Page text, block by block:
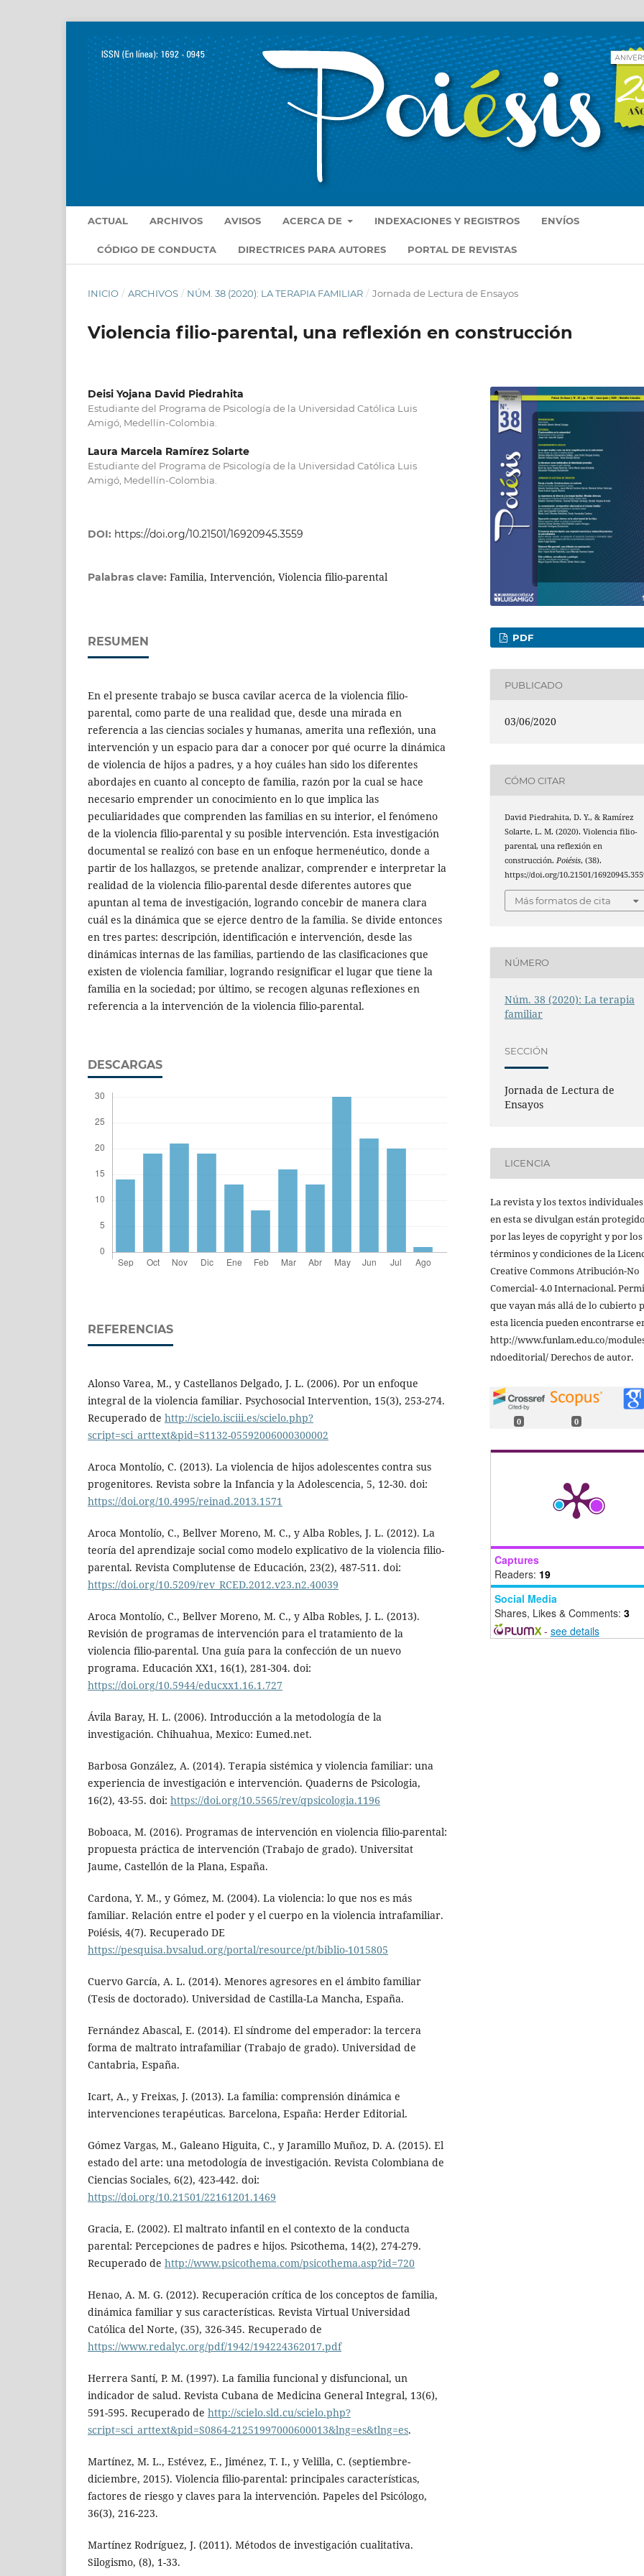
ACTUAL ARCHIVOS AVISOS ACERCA DE INDEXACIONES Y REGISTROS ENVÍOS
CÓDIGO DE CONDUCTA DIRECTRICES PARA AUTORES PORTAL DE REVISTAS
INICIO / ARCHIVOS / NÚM. 38 (2020): LA TERAPIA FAMILIAR / Jornada de Lectura de Ensayos
Violencia filio-parental, una reflexión en construcción
Deisi Yojana David Piedrahita
Estudiante del Programa de Psicología de la Universidad Católica Luis
Amigó, Medellín-Colombia.
Laura Marcela Ramírez Solarte
Estudiante del Programa de Psicología de la Universidad Católica Luis
Amigó, Medellín-Colombia.
DOI: https://doi.org/10.21501/16920945.3559
Palabras clave: Familia, Intervención, Violencia filio-parental
RESUMEN
En el presente trabajo se busca cavilar acerca de la violencia filio-
parental, como parte de una realidad que, desde una mirada en
referencia a las ciencias sociales y humanas, amerita una reflexión, una
intervención y un espacio para dar a conocer por qué ocurre la dinámica
de violencia de hijos a padres, y a hoy cuáles han sido los diferentes
abordajes en cuanto al concepto de familia, razón por la cual se hace
necesario emprender un conocimiento en lo que implica las
peculiaridades que comprenden las familias en su interior, el fenómeno
de la violencia filio-parental y su posible intervención. Esta investigación
documental se realizó con base en un enfoque hermenéutico, donde a
partir de los hallazgos, se pretende analizar, comprender e interpretar la
realidad de la violencia filio-parental desde diferentes autores que
apuntan al tema de investigación, logrando concebir de manera clara
cuál es la dinámica que se ejerce dentro de la familia. Se divide entonces
en tres partes: descripción, identificación e intervención, desde las
dinámicas internas de las familias, partiendo de las clasificaciones que
existen de violencia familiar, logrando resignificar el lugar que tiene la
familia en la sociedad; por último, se recogen algunas reflexiones en
referencia a la intervención de la violencia filio-parental.
DESCARGAS
REFERENCIAS
Alonso Varea, M., y Castellanos Delgado, J. L. (2006). Por un enfoque
integral de la violencia familiar. Psychosocial Intervention, 15(3), 253-274.
Recuperado de http://scielo.isciii.es/scielo.php?
script=sci_arttext&pid=S1132-05592006000300002
Aroca Montolío, C. (2013). La violencia de hijos adolescentes contra sus
progenitores. Revista sobre la Infancia y la Adolescencia, 5, 12-30. doi:
https://doi.org/10.4995/reinad.2013.1571
Aroca Montolío, C., Bellver Moreno, M. C., y Alba Robles, J. L. (2012). La
teoría del aprendizaje social como modelo explicativo de la violencia filio-
parental. Revista Complutense de Educación, 23(2), 487-511. doi:
https://doi.org/10.5209/rev_RCED.2012.v23.n2.40039
Aroca Montolío, C., Bellver Moreno, M. C., y Alba Robles, J. L. (2013).
Revisión de programas de intervención para el tratamiento de la
violencia filio-parental. Una guía para la confección de un nuevo
programa. Educación XX1, 16(1), 281-304. doi:
https://doi.org/10.5944/educxx1.16.1.727
Ávila Baray, H. L. (2006). Introducción a la metodología de la
investigación. Chihuahua, Mexico: Eumed.net.
Barbosa González, A. (2014). Terapia sistémica y violencia familiar: una
experiencia de investigación e intervención. Quaderns de Psicologia,
16(2), 43-55. doi: https://doi.org/10.5565/rev/qpsicologia.1196
Boboaca, M. (2016). Programas de intervención en violencia filio-parental:
propuesta práctica de intervención (Trabajo de grado). Universitat
Jaume, Castellón de la Plana, España.
Cardona, Y. M., y Gómez, M. (2004). La violencia: lo que nos es más
familiar. Relación entre el poder y el cuerpo en la violencia intrafamiliar.
Poiésis, 4(7). Recuperado DE
https://pesquisa.bvsalud.org/portal/resource/pt/biblio-1015805
Cuervo García, A. L. (2014). Menores agresores en el ámbito familiar
(Tesis de doctorado). Universidad de Castilla-La Mancha, España.
Fernández Abascal, E. (2014). El síndrome del emperador: la tercera
forma de maltrato intrafamiliar (Trabajo de grado). Universidad de
Cantabria, España.
Icart, A., y Freixas, J. (2013). La familia: comprensión dinámica e
intervenciones terapéuticas. Barcelona, España: Herder Editorial.
Gómez Vargas, M., Galeano Higuita, C., y Jaramillo Muñoz, D. A. (2015). El
estado del arte: una metodología de investigación. Revista Colombiana de
Ciencias Sociales, 6(2), 423-442. doi:
https://doi.org/10.21501/22161201.1469
Gracia, E. (2002). El maltrato infantil en el contexto de la conducta
parental: Percepciones de padres e hijos. Psicothema, 14(2), 274-279.
Recuperado de http://www.psicothema.com/psicothema.asp?id=720
Henao, A. M. G. (2012). Recuperación crítica de los conceptos de familia,
dinámica familiar y sus características. Revista Virtual Universidad
Católica del Norte, (35), 326-345. Recuperado de
https://www.redalyc.org/pdf/1942/194224362017.pdf
Herrera Santí, P. M. (1997). La familia funcional y disfuncional, un
indicador de salud. Revista Cubana de Medicina General Integral, 13(6),
591-595. Recuperado de http://scielo.sld.cu/scielo.php?
script=sci_arttext&pid=S0864-21251997000600013&lng=es&tlng=es.
Martínez, M. L., Estévez, E., Jiménez, T. I., y Velilla, C. (septiembre-
diciembre, 2015). Violencia filio-parental: principales características,
factores de riesgo y claves para la intervención. Papeles del Psicólogo,
36(3), 216-223.
Martínez Rodríguez, J. (2011). Métodos de investigación cualitativa.
Silogismo, (8), 1-33.
PDF
PUBLICADO
03/06/2020
CÓMO CITAR
David Piedrahita, D. Y., & Ramírez
Solarte, L. M. (2020). Violencia filio-
parental, una reflexión en
construcción.Poiésis, (38).
https://doi.org/10.21501/
Más formatos de cita
NÚMERO
Núm. 38 (2020): La terapia
familiar
SECCIÓN
Jornada de Lectura de
Ensayos
LICENCIA
La revista y los textos
en esta se divulgan están
por las leyes de copyright y por los
términos y condiciones de la
Creative Commons Atribución-No
Comercial- 4.0 Internacional.
que vayan más allá de lo cubierto
esta licencia pueden encontrarse
http://www.funlam.edu.co/
ndoeditorial/ Derechos de autor.
0 0
Captures
Readers: 19
Social Media
Shares, Likes & Comments: 3
- see details